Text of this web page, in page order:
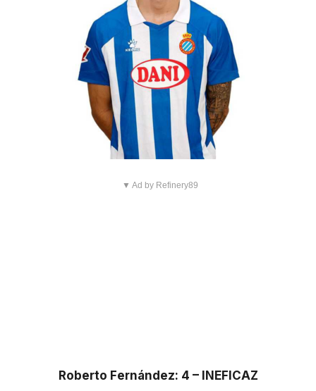
▼ Ad by Refinery89
Roberto Fernández: 4 – INEFICAZ